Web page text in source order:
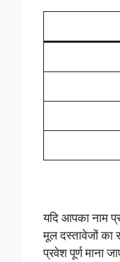
यदि आपका नाम
मूल दस्तावेजों का
प्रवेश पूर्ण माना